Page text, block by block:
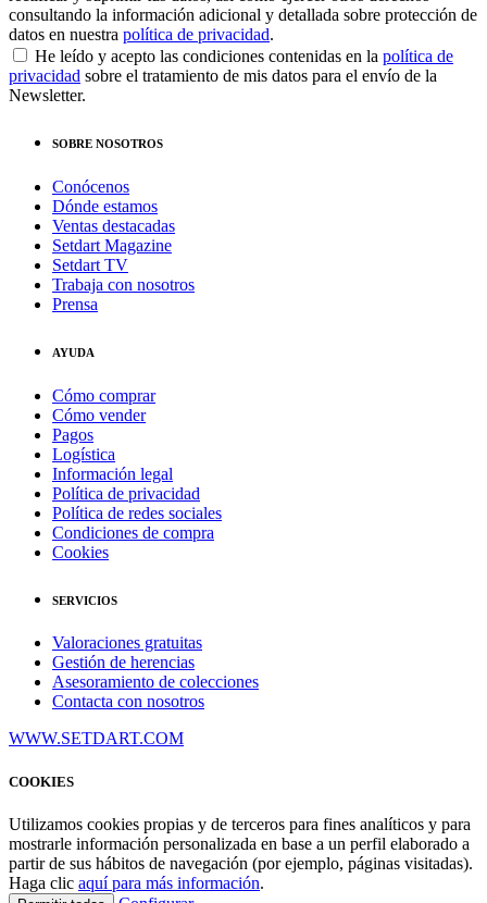
consultando la información adicional y detallada sobre protección de
datos en nuestra política de privacidad.
He leído y acepto las condiciones contenidas en la política de
privacidad sobre el tratamiento de mis datos para el envío de la
Newsletter.
SOBRE NOSOTROS
Conócenos
Dónde estamos
Ventas destacadas
Setdart Magazine
Setdart TV
Trabaja con nosotros
Prensa
AYUDA
Cómo comprar
Cómo vender
Pagos
Logística
Información legal
Política de privacidad
Política de redes sociales
Condiciones de compra
Cookies
SERVICIOS
Valoraciones gratuitas
Gestión de herencias
Asesoramiento de colecciones
Contacta con nosotros
WWW.SETDART.COM
COOKIES
Utilizamos cookies propias y de terceros para fines analíticos y para
mostrarle información personalizada en base a un perfil elaborado a
partir de sus hábitos de navegación (por ejemplo, páginas visitadas).
Haga clic aquí para más información.